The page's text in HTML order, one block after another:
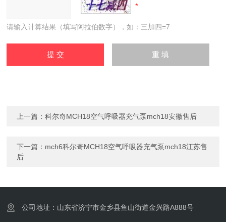
请输入计算结果（填写阿拉伯数字），如：三加四=7
上一篇：科尔奇MCH18空气呼吸器充气泵mch18安徽售后
下一篇： mch6科尔奇MCH18空气呼吸器充气泵mch18江苏售
后
公司地址：山东省济宁市金乡县鱼山街道金兴路A888号